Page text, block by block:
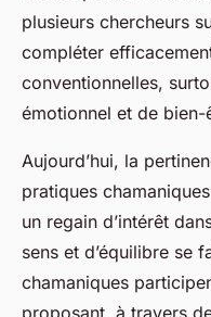
plusieurs chercheurs
compléter
conventionnelles,
émotionnel et de
Aujourd’hui, la
pratiques
un regain d’intérêt
sens et d’équilibre se
chamaniques